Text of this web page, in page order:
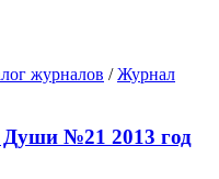
журналов /Журнал
№21 2013 год